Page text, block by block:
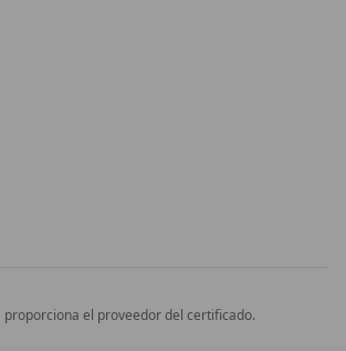
proporciona el proveedor del certificado.